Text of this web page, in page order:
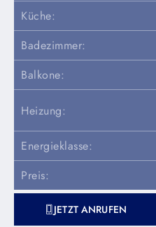
Küche:
Badezimmer:
Balkone:
Heizung:
Energieklasse:
Preis:
JETZT ANRUFEN